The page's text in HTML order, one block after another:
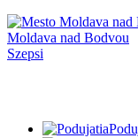
Moldava nad Bodvou
Szepsi